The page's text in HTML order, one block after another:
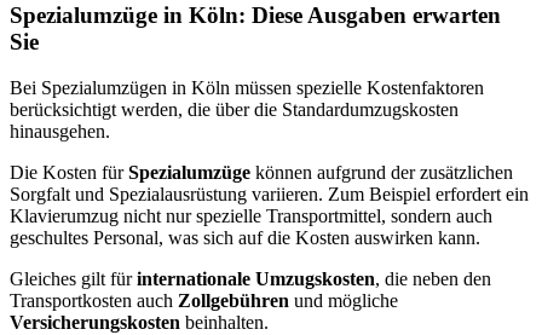
Spezialumzüge in Köln: Diese Ausgaben erwarten
Sie
Bei Spezialumzügen in Köln müssen spezielle Kostenfaktoren
berücksichtigt werden, die über die Standardumzugskosten
hinausgehen.
Die Kosten fürSpezialumzüge können aufgrund der zusätzlichen
Sorgfalt und Spezialausrüstung variieren. Zum Beispiel erfordert ein
Klavierumzug nicht nur spezielle Transportmittel, sondern auch
geschultes Personal, was sich auf die Kosten auswirken kann.
Gleiches gilt fürinternationale Umzugskosten, die neben den
Transportkosten auch Zollgebühren und mögliche
Versicherungskosten beinhalten.